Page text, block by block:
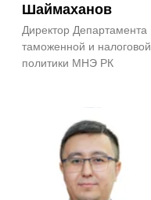
Шаймаханов
Директор Департамента
таможенной и налоговой
политики МНЭ РК